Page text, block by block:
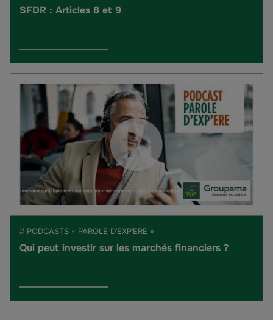
SFDR : Articles 8 et 9
# PODCASTS « PAROLE D’EXP’ERE »
Qui peut investir sur les marchés financiers ?